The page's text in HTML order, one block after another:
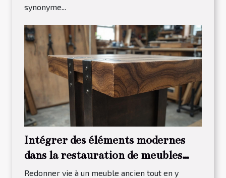
synonyme...
Intégrer des éléments modernes
dans la restauration de meubles
traditionnels
Redonner vie à un meuble ancien tout en y